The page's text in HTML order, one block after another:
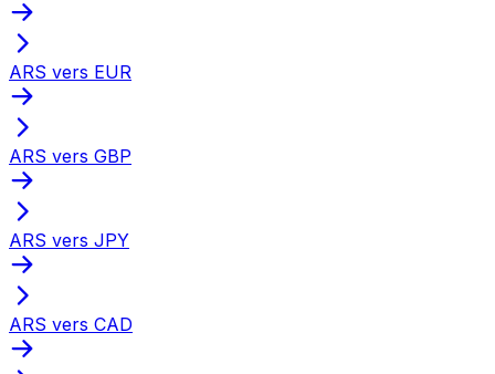
ARS vers EUR
ARS vers GBP
ARS vers JPY
ARS vers CAD